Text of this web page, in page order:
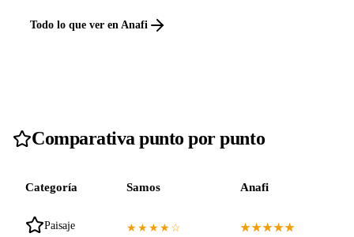
Todo lo que ver en Anafi
Comparativa punto por punto
Categoría Samos Anafi
Paisaje ★★★★☆ ★★★★★